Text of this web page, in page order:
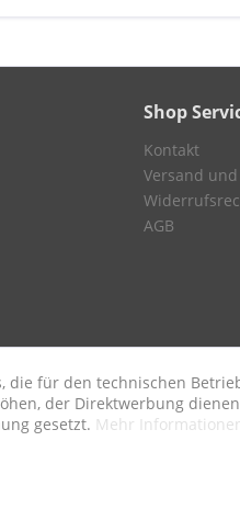
Shop
Kontakt
Versand
AGB
die für den technischen
der Direktwerbung
gesetzt. Mehr